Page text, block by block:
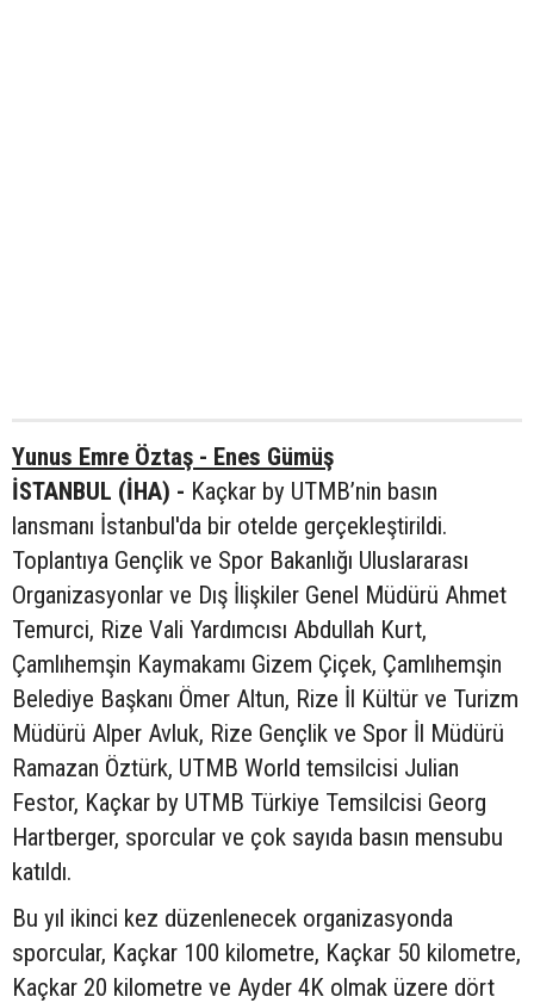
Yunus Emre Öztaş - Enes Gümüş
İSTANBUL (İHA) - Kaçkar by UTMB’nin basın
lansmanı İstanbul'da bir otelde gerçekleştirildi.
Toplantıya Gençlik ve Spor Bakanlığı Uluslararası
Organizasyonlar ve Dış İlişkiler Genel Müdürü Ahmet
Temurci, Rize Vali Yardımcısı Abdullah Kurt,
Çamlıhemşin Kaymakamı Gizem Çiçek, Çamlıhemşin
Belediye Başkanı Ömer Altun, Rize İl Kültür ve Turizm
Müdürü Alper Avluk, Rize Gençlik ve Spor İl Müdürü
Ramazan Öztürk, UTMB World temsilcisi Julian
Festor, Kaçkar by UTMB Türkiye Temsilcisi Georg
Hartberger, sporcular ve çok sayıda basın mensubu
katıldı.
Bu yıl ikinci kez düzenlenecek organizasyonda
sporcular, Kaçkar 100 kilometre, Kaçkar 50 kilometre,
Kaçkar 20 kilometre ve Ayder 4K olmak üzere dört